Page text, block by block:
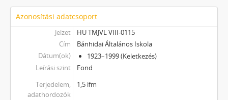
[Fond] 3606 - Ronyecz Józsefné óvodai szakfelügyelő, 1976–1986
[Fond] 0601 - Erkel Ferenc Zeneiskola, 1949–2000
[Fond] 0701 - Városi Könyvtár, 1964–2007
[Fond] 0702 - Tatabánya Megyei Jogú Város Levéltára, 1991–2023
[Fond] 0703 - Népház (Jászai Mari Színház, Népház), 1917–2010
[Fond] 0704 - Közművelődés Háza, 1980–2002
[Fond] 0706 - Városi Művelődési Központ (benne: Puskin Művelődési Központ), 1975–1995
Azonosítási adatcsoport
Jelzet
HU TMJVL VIII-0115
Cím
Bánhidai Általános Iskola
Dátum(ok)
1923–1999 (Keletkezés)
Leírási szint
Fond
Terjedelem,
adathordozók
1,5 ifm